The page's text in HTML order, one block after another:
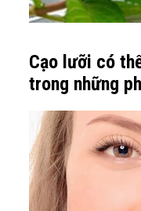
Cạo lưỡi có
trong những